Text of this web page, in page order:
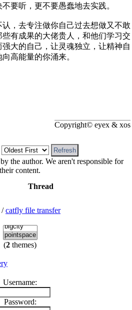
要听，更不要愚蠢地去实践。
，去专注做你自己过去想做又不敢
有成果的大佬贵人，和他们学习交
大的自己，让灵魂独立，让精神自
高能量的你涌来。
Copyright© eyex & xos
the author. We aren't responsible for
their content.
Thread
/catfly file transfer
(2 themes)
Username:
Password: